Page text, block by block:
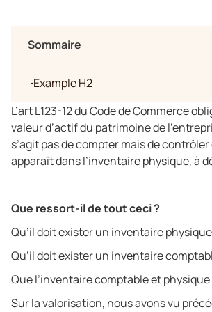
Sommaire
·Example H2
L’art L123-12 du Code de Commerce
valeur d’actif du patrimoine de
s’agit pas de compter mais de
apparaît dans l’inventaire physique, à
Que ressort-il de tout ceci ?
Qu’il doit exister un inventaire
Qu’il doit exister un inventaire
Que l’inventaire comptable et
Sur la valorisation, nous avons vu